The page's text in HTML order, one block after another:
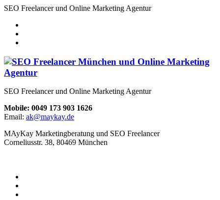
SEO Freelancer und Online Marketing Agentur
SEO Freelancer und Online Marketing Agentur
Mobile: 0049 173 903 1626
Email: ak@maykay.de
MAyKay Marketingberatung und SEO Freelancer
Corneliusstr. 38, 80469 München